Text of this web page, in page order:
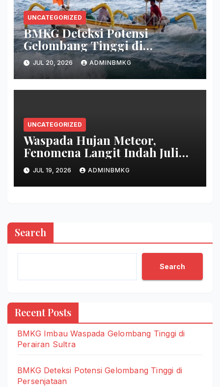
UNCATEGORIZED
BMKG Deteksi Potensi
Gelombang Tinggi di
Persenjataan
JUL 20, 2026 ADMINBMKG
UNCATEGORIZED
Waspada Hujan Meteor,
Fenomena Langit Indah Juli
2026
JUL 19, 2026 ADMINBMKG
Search
Search
Recent Posts
BMKG Imbau Waspada Gelombang Tinggi di
Perairan Sultra
BMKG Deteksi Potensi Gelombang Tinggi di
Persenjataan